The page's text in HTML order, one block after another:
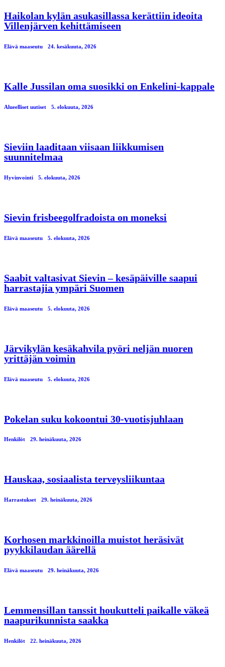
Haikolan kylän asukasillassa kerättiin ideoita
Villenjärven kehittämiseen
Elävä maaseutu 24. kesäkuuta, 2026
Kalle Jussilan oma suosikki on Enkelini-kappale
Alueelliset uutiset 5. elokuuta, 2026
Sieviin laaditaan viisaan liikkumisen
suunnitelmaa
Hyvinvointi 5. elokuuta, 2026
Sievin frisbeegolfradoista on moneksi
Elävä maaseutu 5. elokuuta, 2026
Saabit valtasivat Sievin – kesäpäiville saapui
harrastajia ympäri Suomen
Elävä maaseutu 5. elokuuta, 2026
Järvikylän kesäkahvila pyöri neljän nuoren
yrittäjän voimin
Elävä maaseutu 5. elokuuta, 2026
Pokelan suku kokoontui 30-vuotisjuhlaan
Henkilöt 29. heinäkuuta, 2026
Hauskaa, sosiaalista terveysliikuntaa
Harrastukset 29. heinäkuuta, 2026
Korhosen markkinoilla muistot heräsivät
pyykkilaudan äärellä
Elävä maaseutu 29. heinäkuuta, 2026
Lemmensillan tanssit houkutteli paikalle väkeä
naapurikunnista saakka
Henkilöt 22. heinäkuuta, 2026